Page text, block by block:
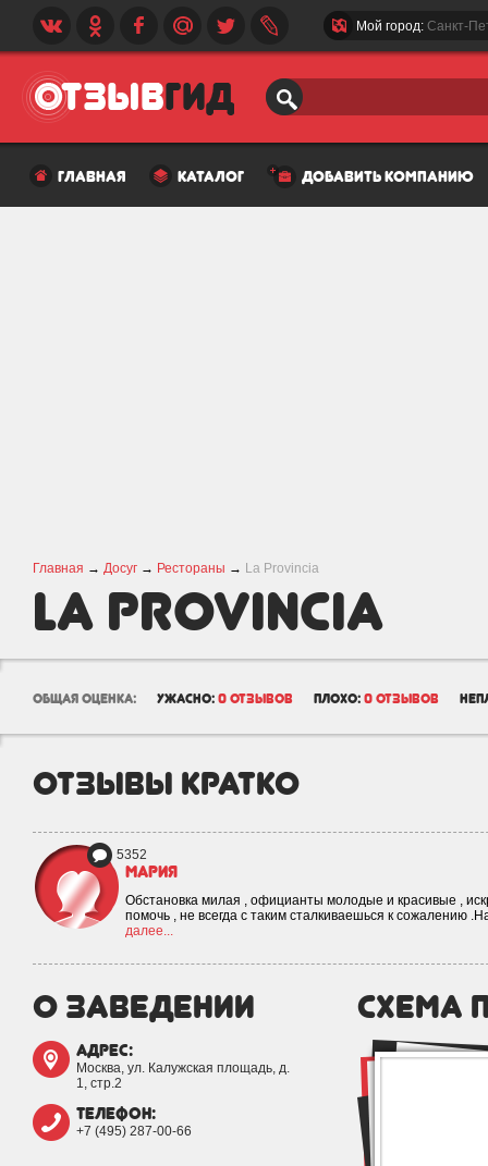
Мой город: Санкт-
главная каталог добавить компанию
Главная → Досуг → Рестораны → La Provincia
La Provincia
общая оценка: ужасно: 0 отзывов плохо: 0 отзывов
отзывы кратко
5352
Мария
Обстановка милая , официанты молодые и красивые ,
помочь , не всегда с таким сталкиваешься к сожалению
далее...
о заведении
адрес:
Москва, ул. Калужская площадь, д.
1, стр.2
телефон:
+7 (495) 287-00-66
схема